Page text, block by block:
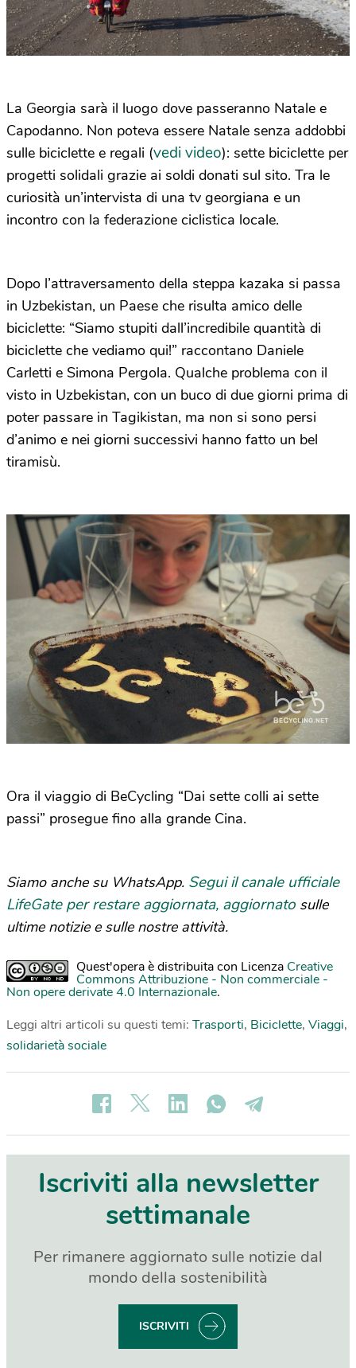
La Georgia sarà il luogo dove passeranno Natale e
Capodanno. Non poteva essere Natale senza addobbi
sulle biciclette e regali (vedi video): sette biciclette per
progetti solidali grazie ai soldi donati sul sito. Tra le
curiosità un’intervista di una tv georgiana e un
incontro con la federazione ciclistica locale.
Dopo l’attraversamento della steppa kazaka si passa
in Uzbekistan, un Paese che risulta amico delle
biciclette: “Siamo stupiti dall’incredibile quantità di
biciclette che vediamo qui!” raccontano Daniele
Carletti e Simona Pergola. Qualche problema con il
visto in Uzbekistan, con un buco di due giorni prima di
poter passare in Tagikistan, ma non si sono persi
d’animo e nei giorni successivi hanno fatto un bel
tiramisù.
Ora il viaggio di BeCycling “Dai sette colli ai sette
passi” prosegue fino alla grande Cina.
Siamo anche su WhatsApp. Segui il canale ufficiale
LifeGate per restare aggiornata, aggiornato sulle
ultime notizie e sulle nostre attività.
Quest'opera è distribuita con Licenza Creative
Commons Attribuzione - Non commerciale -
Non opere derivate 4.0 Internazionale.
Leggi altri articoli su questi temi: Trasporti, Biciclette, Viaggi,
solidarietà sociale
Iscriviti alla newsletter
settimanale
Per rimanere aggiornato sulle notizie dal
mondo della sostenibilità
ISCRIVITI